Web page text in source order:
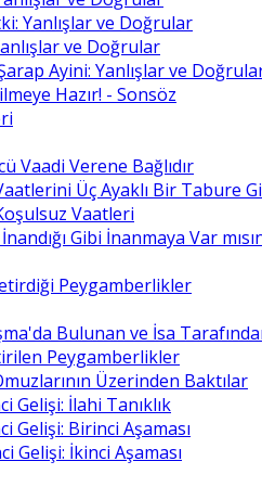
Yanlışlar ve Doğrular
ve Doğrular
Ayini: Yanlışlar ve
Hazır! - Sonsöz
Vaadi Verene Bağlıdır
Üç Ayaklı Bir Tabure
Vaatleri
Gibi İnanmaya Var
Peygamberlikler
Bulunan ve İsa
Peygamberlikler
Üzerinden Baktılar
Gelişi: İlahi Tanıklık
Gelişi: Birinci Aşaması
Gelişi: İkinci Aşaması